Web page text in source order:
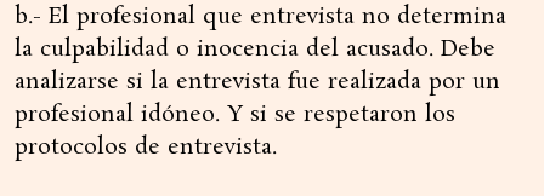
b.- El profesional que entrevista no determina
la culpabilidad o inocencia del acusado. Debe
analizarse si la entrevista fue realizada por un
profesional idóneo. Y si se respetaron los
protocolos de entrevista.